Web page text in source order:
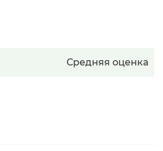
Средняя оценка